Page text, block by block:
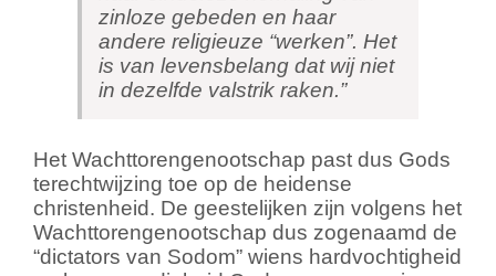
zinloze gebeden en haar
andere religieuze “werken”. Het
is van levensbelang dat wij niet
in dezelfde valstrik raken.”
Het Wachttorengenootschap past dus Gods
terechtwijzing toe op de heidense
christenheid. De geestelijken zijn volgens het
Wachttorengenootschap dus zogenaamd de
“dictators van Sodom” wiens hardvochtigheid